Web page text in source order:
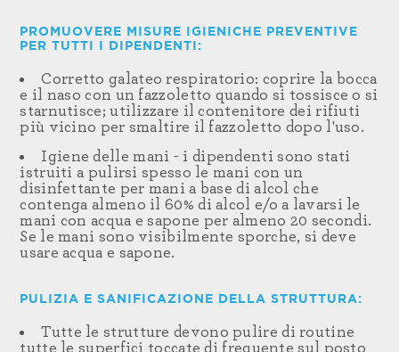
PROMUOVERE MISURE IGIENICHE PREVENTIVE
PER TUTTI I DIPENDENTI:
Corretto galateo respiratorio: coprire la bocca
e il naso con un fazzoletto quando si tossisce o si
starnutisce; utilizzare il contenitore dei rifiuti
più vicino per smaltire il fazzoletto dopo l'uso.
Igiene delle mani - i dipendenti sono stati
istruiti a pulirsi spesso le mani con un
disinfettante per mani a base di alcol che
contenga almeno il 60% di alcol e/o a lavarsi le
mani con acqua e sapone per almeno 20 secondi.
Se le mani sono visibilmente sporche, si deve
usare acqua e sapone.
PULIZIA E SANIFICAZIONE DELLA STRUTTURA:
Tutte le strutture devono pulire di routine
tutte le superfici toccate di frequente sul posto